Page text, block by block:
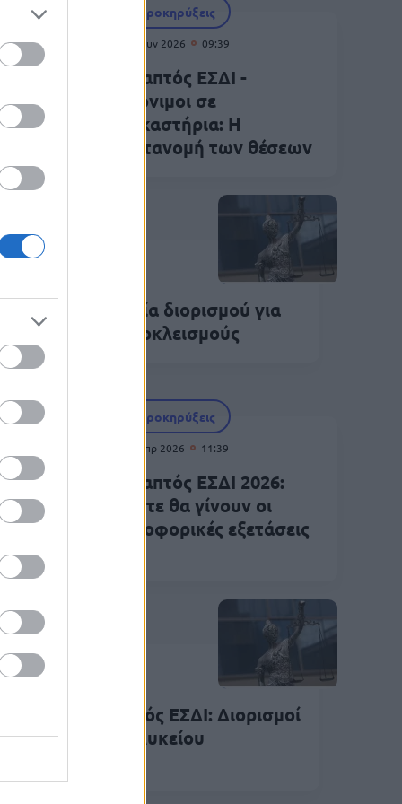
Προκηρύξεις
02 Ιουν 2026 09:39
Γραπτός ΕΣΔΙ -
Μόνιμοι σε
Δικαστήρια: Η
κατανομή των θέσεων
Ευκαιρία διορισμού για
και χωρίς αποκλεισμούς
Προκηρύξεις
02 Απρ 2026 11:39
Γραπτός ΕΣΔΙ 2026:
Πότε θα γίνουν οι
προφορικές εξετάσεις
2026
νέος γραπτός ΕΣΔΙ: Διορισμοί
με απολυτήριο λυκείου